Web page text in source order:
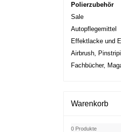
Polierzubehör
Sale
Autopflegemittel
Effektlacke und
Airbrush,
Fachbücher,
Warenkorb
0 Produkte